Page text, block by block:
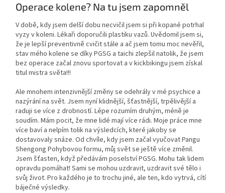
Operace kolene? Na tu jsem zapomněl
V době, kdy jsem delší dobu necvičil jsem si při kopané potrhal
vyzy v koleni. Lékaři doporučili plastiku vazů. Uvědomil jsem si,
že je lepší preventivně cvičit stále a ač jsem tomu moc nevěřil,
stav mého kolene se díky PGSG a taichi zlepšil natolik, že jsem
bez operace začal znovu sportovat a v kickbikingu jsem získal
titul mistra světa!!!
Ale mnohem intenzivnější změny se odehrály v mé psychice a
nazýrání na svět. Jsem nyní klidnější, šťastnější, trpělivější a
raduji se více z drobností. Lépe rozumím druhým, méně je
soudím. Mám pocit, že mne lidé mají více rádi. Moje práce mne
více baví a nelpím tolik na výsledcích, které jakoby se
dostavovaly snáze. Od chvíle, kdy jsem začal vyučovat Pangu
Shengong Pohybovou formu, můj svět se ještě více změnil.
Jsem šťasten, když předávám poselství PGSG. Mohu tak lidem
opravdu pomáhat! Sami se mohou uzdravit, uzdravit své tělo i
svůj život. Pro každého je to trochu jiné, ale ten, kdo vytrvá, cítí
báječné výsledky.